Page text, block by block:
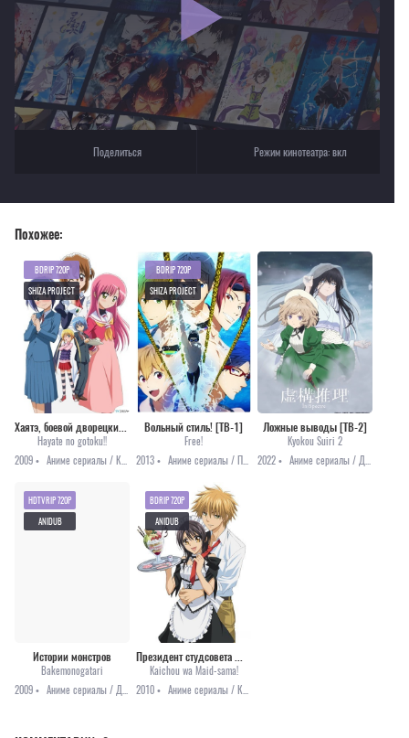
Текущее воспроизведение：Полиция в капсуле ~ Контратака альтернативных
девушек ~
Поделиться Режим кинотеатра:вкл
Похожее:
Hayate no gotoku!!
2009 •
BDRIP 720P
SHIZA PROJECT
Вольный стиль! [ТВ-1]
Free!
2013 •
BDRIP 720P
SHIZA PROJECT
Ложные выводы [ТВ-2]
Kyokou Suiri 2
2022 •
Истории монстров
Bakemonogatari
2009 •
Аниме сериалы / Драма / Комедия / Мистика / Романтика
HDTVRIP 720P
ANIDUB
Kaichou wa Maid-sama!
2010 •
Аниме сериалы / Комедия / Повседневность / Романтика / Сёдзё
BDRIP 720P
ANIDUB